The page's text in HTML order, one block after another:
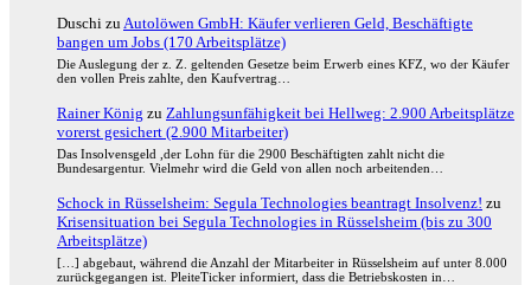
Duschi zu Autolöwen GmbH: Käufer verlieren Geld, Beschäftigte
bangen um Jobs (170 Arbeitsplätze)
Die Auslegung der z. Z. geltenden Gesetze beim Erwerb eines KFZ, wo der Käufer
den vollen Preis zahlte, den Kaufvertrag…
Rainer König zu Zahlungsunfähigkeit bei Hellweg: 2.900 Arbeitsplätze
vorerst gesichert (2.900 Mitarbeiter)
Das Insolvensgeld ,der Lohn für die 2900 Beschäftigten zahlt nicht die
Bundesargentur. Vielmehr wird die Geld von allen noch arbeitenden…
Schock in Rüsselsheim: Segula Technologies beantragt Insolvenz! zu
Krisensituation bei Segula Technologies in Rüsselsheim (bis zu 300
Arbeitsplätze)
[…] abgebaut, während die Anzahl der Mitarbeiter in Rüsselsheim auf unter 8.000
zurückgegangen ist. PleiteTicker informiert, dass die Betriebskosten in…